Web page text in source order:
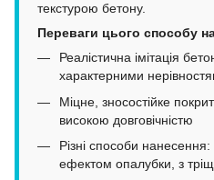
текстурою бетону.
Переваги цього способу
Реалістична імітація
характерними
Міцне, зносостійке
високою довговічністю
Різні способи
ефектом опалубки, з